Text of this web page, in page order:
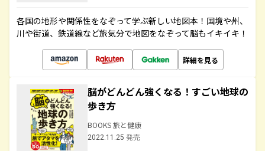
各国の地形や関係性をなぞって学ぶ新しい地図本！国境や州、
川や街道、鉄道線など旅気分で地図をなぞって脳もイキイキ！
詳細を見る
脳がどんどん強くなる！すごい地球の
歩き方
BOOKS 旅と健康
2022.11.25 発売